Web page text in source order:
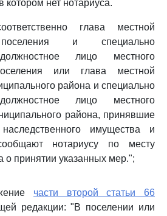
котором нет нотариуса.
глава местной
поселения и специально
лицо местного
или глава местной
района и специально
лицо местного
района, принявшие
имущества и
нотариусу по месту
о принятии указанных мер.";
части второй статьи 66
редакции: "В поселении или